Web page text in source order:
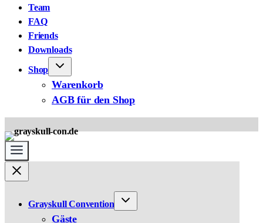
Team
FAQ
Friends
Downloads
Shop
Warenkorb
AGB für den Shop
Grayskull Convention
Gäste